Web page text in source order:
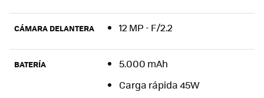
CÁMARA DELANTERA 12 MP - F/2.2
BATERÍA
5.000 mAh
Carga rápida 45W